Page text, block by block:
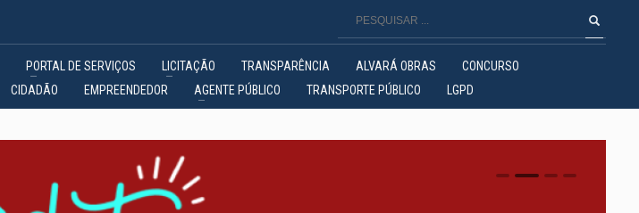
PORTAL DE SERVIÇOS LICITAÇÃO TRANSPARÊNCIA ALVARÁ OBRAS
CONCURSO
CIDADÃO EMPREENDEDOR AGENTE PÚBLICO TRANSPORTE PÚBLICO LGPD
0 1 2